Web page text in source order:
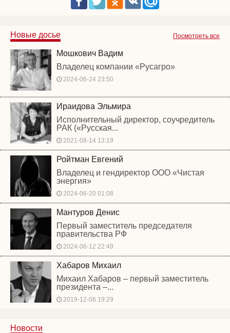
Посмотреть все
Новые досье
Мошкович Вадим
Владелец компании «Русагро»
2024-06-24 23:50
Ираидова Эльмира
Исполнительный директор, соучредитель
РАК («Русская...
2021-08-14 13:19
Ройтман Евгений
Владелец и гендиректор ООО «Чистая
энергия»
2024-06-20 01:08
Мантуров Денис
Первый заместитель председателя
правительства РФ
2024-06-12 22:49
Хабаров Михаил
Михаил Хабаров – первый заместитель
президента –...
2019-12-06 19:29
Новости